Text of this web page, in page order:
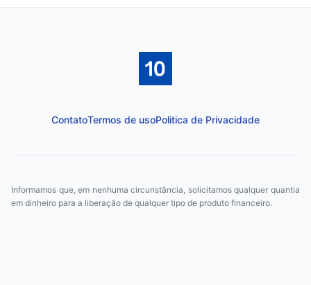
ContatoTermos de usoPolitica de Privacidade
Informamos que, em nenhuma circunstância, solicitamos qualquer quantia
em dinheiro para a liberação de qualquer tipo de produto financeiro.